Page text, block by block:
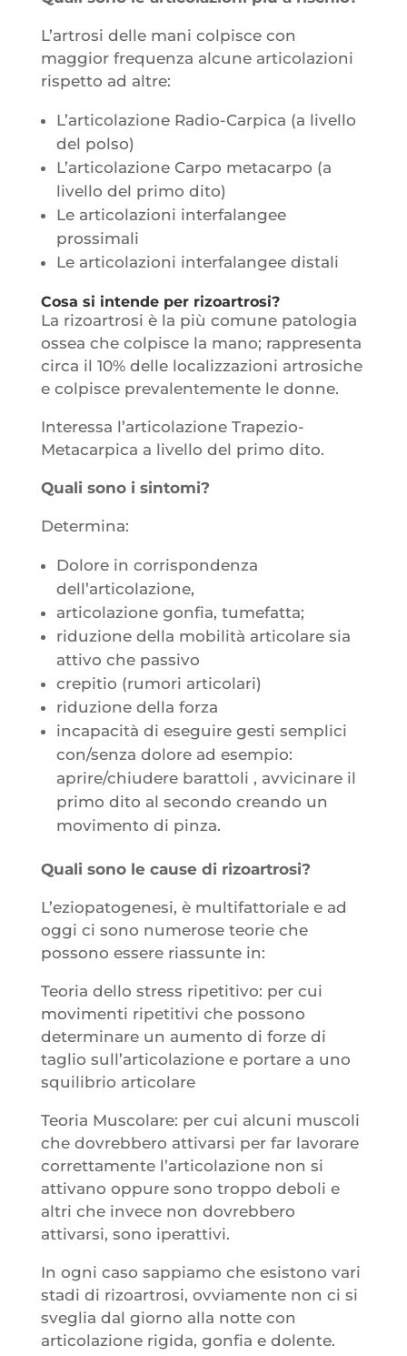
L’artrosi delle mani colpisce con
maggior frequenza alcune articolazioni
rispetto ad altre:
L’articolazione Radio-Carpica (a livello
del polso)
L’articolazione Carpo metacarpo (a
livello del primo dito)
Le articolazioni interfalangee
prossimali
Le articolazioni interfalangee distali
Cosa si intende per rizoartrosi?
La rizoartrosi è la più comune patologia
ossea che colpisce la mano; rappresenta
circa il 10% delle localizzazioni artrosiche
e colpisce prevalentemente le donne.
Interessa l’articolazione Trapezio-
Metacarpica a livello del primo dito.
Quali sono i sintomi?
Determina:
Dolore in corrispondenza
dell’articolazione,
articolazione gonfia, tumefatta;
riduzione della mobilità articolare sia
attivo che passivo
crepitio (rumori articolari)
riduzione della forza
incapacità di eseguire gesti semplici
con/senza dolore ad esempio:
aprire/chiudere barattoli , avvicinare il
primo dito al secondo creando un
movimento di pinza.
Quali sono le cause di rizoartrosi?
L’eziopatogenesi, è multifattoriale e ad
oggi ci sono numerose teorie che
possono essere riassunte in:
Teoria dello stress ripetitivo: per cui
movimenti ripetitivi che possono
determinare un aumento di forze di
taglio sull’articolazione e portare a uno
squilibrio articolare
Teoria Muscolare: per cui alcuni muscoli
che dovrebbero attivarsi per far lavorare
correttamente l’articolazione non si
attivano oppure sono troppo deboli e
altri che invece non dovrebbero
attivarsi, sono iperattivi.
In ogni caso sappiamo che esistono vari
stadi di rizoartrosi, ovviamente non ci si
sveglia dal giorno alla notte con
articolazione rigida, gonfia e dolente.